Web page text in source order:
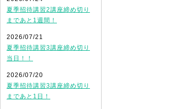
夏季招待講習2講座締め切り
まであと1週間！
2026/07/21
夏季招待講習3講座締め切り
当日！！
2026/07/20
夏季招待講習3講座締め切り
まであと1日！